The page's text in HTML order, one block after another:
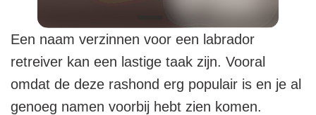
Een naam verzinnen voor een labrador
retreiver kan een lastige taak zijn. Vooral
omdat de deze rashond erg populair is en je al
genoeg namen voorbij hebt zien komen.